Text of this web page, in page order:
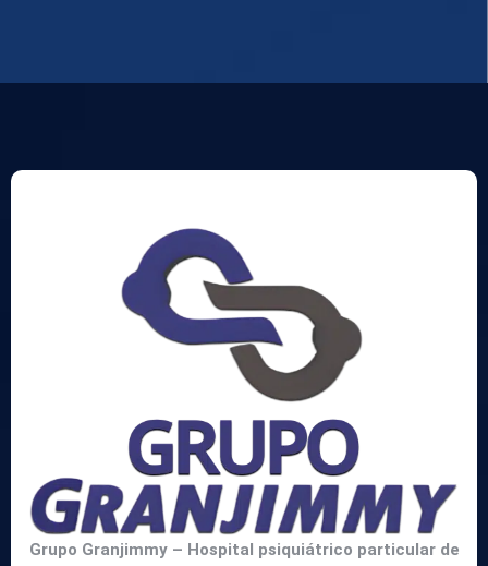
Grupo Granjimmy – Hospital psiquiátrico particular de